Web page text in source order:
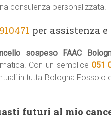
consulenza personalizzata.
per assistenza
sospeso FAAC
Con un semplice 051
in tutta Bologna
futuri al mio